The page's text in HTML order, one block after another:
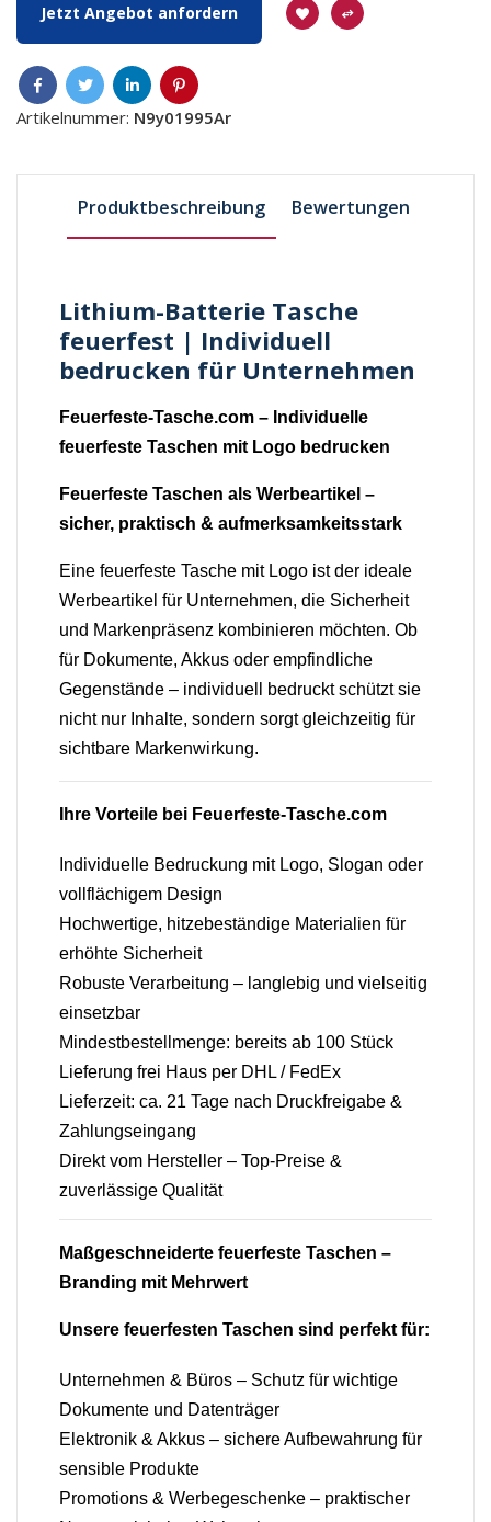
Jetzt Angebot anfordern
Artikelnummer: N9y01995Ar
Produktbeschreibung Bewertungen
Lithium-Batterie Tasche
feuerfest | Individuell
bedrucken für Unternehmen
Feuerfeste-Tasche.com – Individuelle
feuerfeste Taschen mit Logo bedrucken
Feuerfeste Taschen als Werbeartikel –
sicher, praktisch & aufmerksamkeitsstark
Eine feuerfeste Tasche mit Logo ist der ideale
Werbeartikel für Unternehmen, die Sicherheit
und Markenpräsenz kombinieren möchten. Ob
für Dokumente, Akkus oder empfindliche
Gegenstände – individuell bedruckt schützt sie
nicht nur Inhalte, sondern sorgt gleichzeitig für
sichtbare Markenwirkung.
Ihre Vorteile bei Feuerfeste-Tasche.com
Individuelle Bedruckung mit Logo, Slogan oder
vollflächigem Design
Hochwertige, hitzebeständige Materialien für
erhöhte Sicherheit
Robuste Verarbeitung – langlebig und vielseitig
einsetzbar
Mindestbestellmenge: bereits ab 100 Stück
Lieferung frei Haus per DHL / FedEx
Lieferzeit: ca. 21 Tage nach Druckfreigabe &
Zahlungseingang
Direkt vom Hersteller – Top-Preise &
zuverlässige Qualität
Maßgeschneiderte feuerfeste Taschen –
Branding mit Mehrwert
Unsere feuerfesten Taschen sind perfekt für:
Unternehmen & Büros – Schutz für wichtige
Dokumente und Datenträger
Elektronik & Akkus – sichere Aufbewahrung für
sensible Produkte
Promotions & Werbegeschenke – praktischer